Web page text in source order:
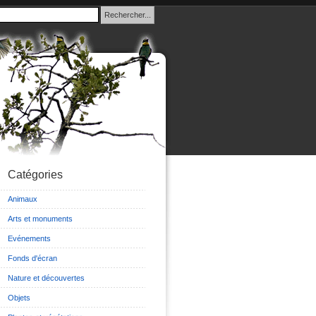
Catégories
Animaux
Arts et monuments
Evénements
Fonds d'écran
Nature et découvertes
Objets